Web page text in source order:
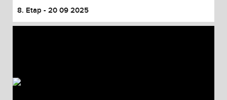
8. Etap - 20 09 2025